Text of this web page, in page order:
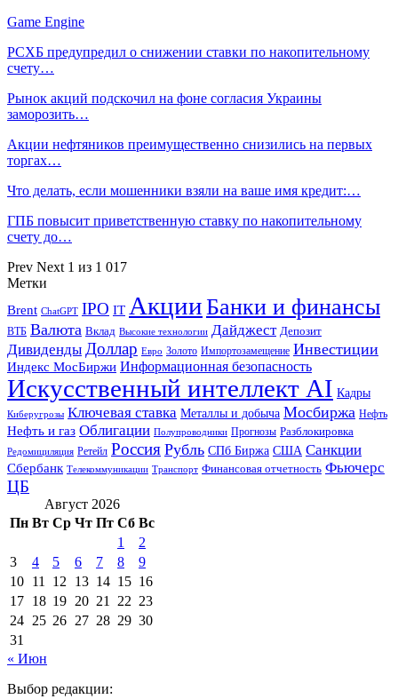
Game Engine
РСХБ предупредил о снижении ставки по накопительному
счету…
Рынок акций подскочил на фоне согласия Украины
заморозить…
Акции нефтяников преимущественно снизились на первых
торгах…
Что делать, если мошенники взяли на ваше имя кредит:…
ГПБ повысит приветственную ставку по накопительному
счету до…
Prev Next 1 из 1 017
Метки
Brent ChatGPT IPO IT Акции Банки и финансы
ВТБ Валюта Вклад Высокие технологии Дайджест Депозит
Дивиденды Доллар Евро Золото Импортозамещение Инвестиции
Индекс МосБиржи Информационная безопасность
Искусственный интеллект AI Кадры
Киберугрозы Ключевая ставка Металлы и добыча Мосбиржа Нефть
Нефть и газ Облигации Полупроводники Прогнозы Разблокировка
Редомициляция Ретейл Россия Рубль СПб Биржа США Санкции
Сбербанк Телекоммуникации Транспорт Финансовая отчетность Фьючерс
ЦБ
Август 2026
Пн Вт Ср Чт Пт Сб Вс
1
2
3
4 5 6 7 8
9
10 11 12 13 14 15 16
17 18 19 20 21 22 23
24 25 26 27 28 29 30
31
« Июн
Выбор редакции: